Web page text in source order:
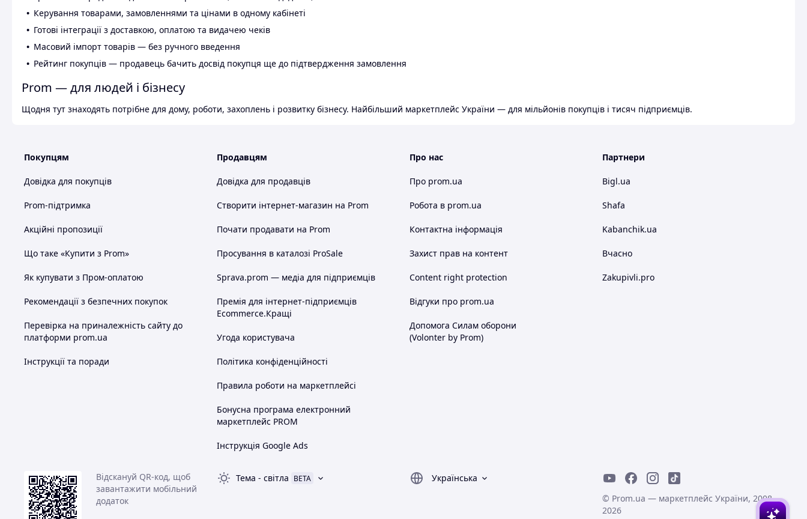
Керування товарами, замовленнями та цінами в одному кабінеті
Готові інтеграції з доставкою, оплатою та видачею чеків
Масовий імпорт товарів — без ручного введення
Рейтинг покупців — продавець бачить досвід покупця ще до підтвердження замовлення
Prom — для людей і бізнесу
Щодня тут знаходять потрібне для дому, роботи, захоплень і розвитку бізнесу. Найбільший маркетплейс України — для мільйонів покупців і тисяч підприємців.
Покупцям
Довідка для покупців
Prom-підтримка
Акційні пропозиції
Що таке «Купити з Prom»
Як купувати з Пром-оплатою
Рекомендації з безпечних покупок
Перевірка на приналежність сайту до
платформи prom.ua
Інструкції та поради
Продавцям
Довідка для продавців
Створити інтернет-магазин на Prom
Почати продавати на Prom
Просування в каталозі ProSale
Sprava.prom — медіа для підприємців
Премія для інтернет-підприємців
Ecommerce.Кращі
Угода користувача
Політика конфіденційності
Правила роботи на маркетплейсі
Бонусна програма електронний
маркетплейс PROM
Інструкція Google Ads
Про нас
Про prom.ua
Робота в prom.ua
Контактна інформація
Захист прав на контент
Content right protection
Відгуки про prom.ua
Допомога Силам оборони
(Volonter by Prom)
Партнери
Bigl.ua
Shafa
Kabanchik.ua
Вчасно
Zakupivli.pro
Відскануй QR-код, щоб
завантажити мобільний
додаток
Тема - світла BETA
Українська
© Prom.ua — маркетплейс України, 2008-
2026